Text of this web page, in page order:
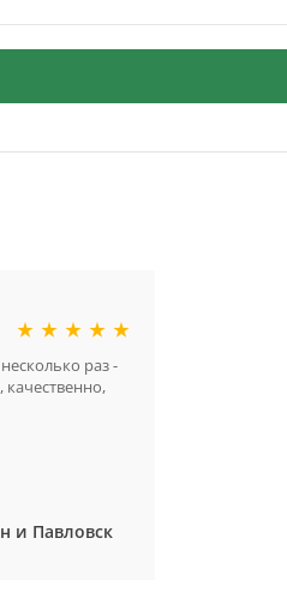
раз -
качественно,
и Павловск